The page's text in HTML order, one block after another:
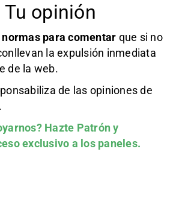
Tu opinión
normas para comentar que si no
la expulsión inmediata
de la web.
de las opiniones de
Hazte Patróny
exclusivo a los paneles.